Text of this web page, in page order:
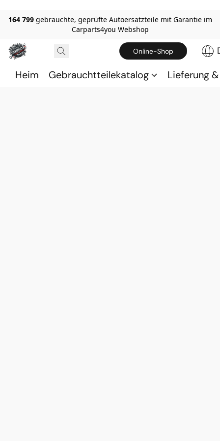
164 799 gebrauchte, geprüfte Autoersatzteile mit Garantie im
Carparts4you Webshop
Online-Shop
Heim Gebrauchtteilekatalog Lieferung